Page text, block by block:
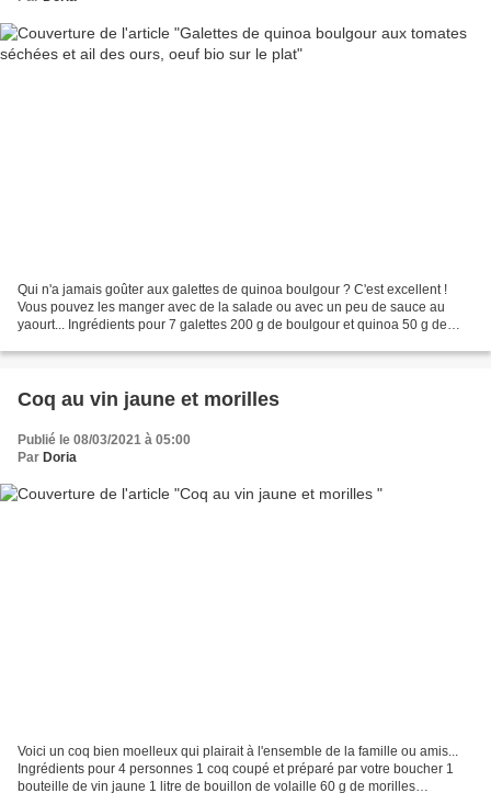
Qui n'a jamais goûter aux galettes de quinoa boulgour ? C'est excellent !
Vous pouvez les manger avec de la salade ou avec un peu de sauce au
yaourt... Ingrédients pour 7 galettes 200 g de boulgour et quinoa 50 g de
Coq au vin jaune et morilles
Publié le 08/03/2021 à 05:00
Par Doria
Voici un coq bien moelleux qui plairait à l'ensemble de la famille ou amis...
Ingrédients pour 4 personnes 1 coq coupé et préparé par votre boucher 1
bouteille de vin jaune 1 litre de bouillon de volaille 60 g de morilles